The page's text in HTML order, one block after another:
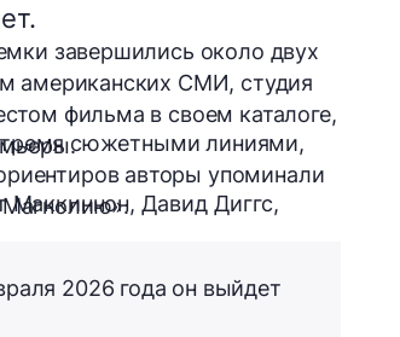
завершились около двух
американских СМИ, студия
фильма в своем каталоге,
тремя сюжетными линиями,
авторы упоминали
Маккиннон, Давид Диггс,
2026 года он выйдет